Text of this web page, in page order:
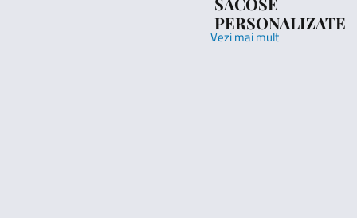
PERSONALIZATE
Vezi mai mult